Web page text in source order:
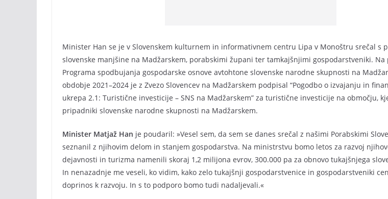
Minister Han se je v Slovenskem kulturnem in informativnem centru Lipa v Monoštru srečal s
slovenske manjšine na Madžarskem, porabskimi župani ter tamkajšnjimi gospodarstveniki. Na
Programa spodbujanja gospodarske osnove avtohtone slovenske narodne skupnosti na
obdobje 2021–2024 je z Zvezo Slovencev na Madžarskem podpisal “Pogodbo o izvajanju in
ukrepa 2.1: Turistične investicije – SNS na Madžarskem” za turistične investicije na območju,
pripadniki slovenske narodne skupnosti na Madžarskem.
Minister Matjaž Han je poudaril: »Vesel sem, da sem se danes srečal z našimi Porabskimi
seznanil z njihovim delom in stanjem gospodarstva. Na ministrstvu bomo letos za razvoj
dejavnosti in turizma namenili skoraj 1,2 milijona evrov, 300.000 pa za obnovo tukajšnjega
In nenazadnje me veseli, ko vidim, kako zelo tukajšnji gospodarstvenice in gospodarstveniki
doprinos k razvoju. In s to podporo bomo tudi nadaljevali.«